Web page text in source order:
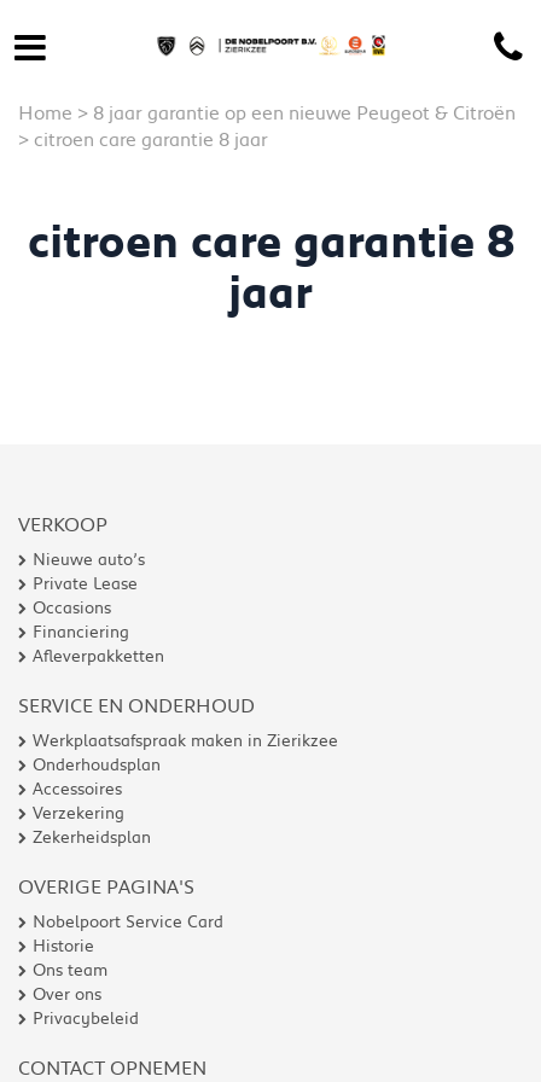
Home > 8 jaar garantie op een nieuwe Peugeot & Citroën
> citroen care garantie 8 jaar
citroen care garantie 8
jaar
VERKOOP
Nieuwe auto’s
Private Lease
Occasions
Financiering
Afleverpakketten
SERVICE EN ONDERHOUD
Werkplaatsafspraak maken in Zierikzee
Onderhoudsplan
Accessoires
Verzekering
Zekerheidsplan
OVERIGE PAGINA'S
Nobelpoort Service Card
Historie
Ons team
Over ons
Privacybeleid
CONTACT OPNEMEN